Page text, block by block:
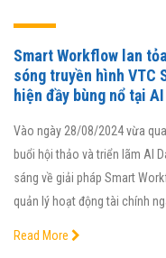
Smart Workflow lan
sóng truyền hình VTC
hiện đầy bùng nổ tại
Vào ngày 28/08/2024 vừa
buổi hội thảo và triển lãm AI
sáng về giải pháp Smart
quản lý hoạt động tài chính
Read More